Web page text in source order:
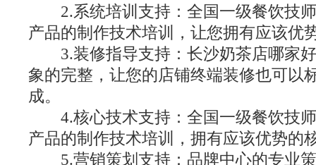
2.系统培训支持：全国一级餐饮技师
产品的制作技术培训，让您拥有应该优
3.装修指导支持：长沙奶茶店哪家好
象的完整，让您的店铺终端装修也可以
成。
4.核心技术支持：全国一级餐饮技师
产品的制作技术培训，拥有应该优势的
5.营销策划支持：品牌中心的专业策